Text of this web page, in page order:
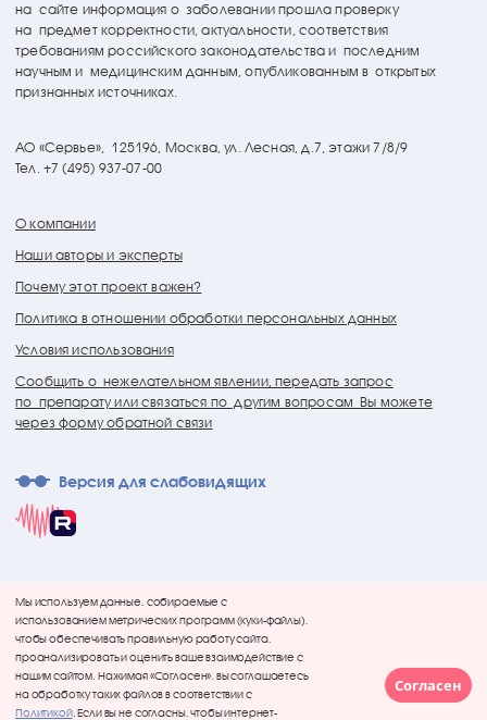
О компании
Наши авторы и эксперты
Почему этот проект важен?
Политика в отношении обработки персональных данных
Условия использования
Сообщить о нежелательном явлении, передать запрос
по препарату или связаться по другим вопросам Вы можете
через форму обратной связи
АО «Сервье», 125196, Москва, ул. Лесная, д.7, этажи 7/8/9
Тел. +7 (495) 937-07-00
Версия для слабовидящих
на сайте информация о заболевании прошла проверку
на предмет корректности, актуальности, соответствия
требованиям российского законодательства и последним
научным и медицинским данным, опубликованным в открытых
признанных источниках.
Мы используем данные, собираемые с
использованием метрических программ (куки-файлы),
чтобы обеспечивать правильную работу сайта,
проанализировать и оценить ваше взаимодействие с
нашим сайтом. Нажимая «Согласен», вы соглашаетесь
на обработку таких файлов в соответствии с
Политикой. Если вы не согласны, чтобы интернет-
Согласен